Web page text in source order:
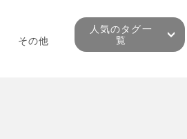
その他
人気のタグ一
覧